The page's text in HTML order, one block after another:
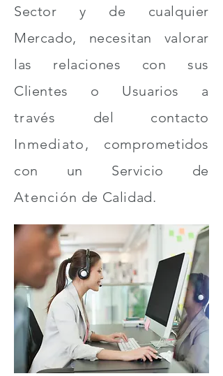
Sector y de cualquier
Mercado, necesitan valorar
las relaciones con sus
Clientes o Usuarios a
través
del contacto
Inmediato, comprometidos
con un Servicio de
Atención de Calidad.